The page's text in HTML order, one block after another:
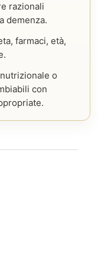
razionali
demenza.
farmaci, età,
o
con